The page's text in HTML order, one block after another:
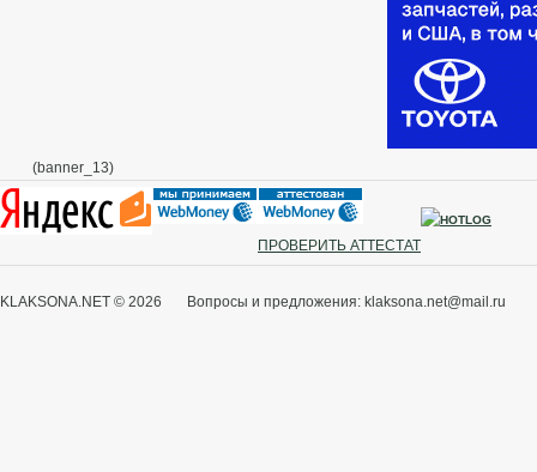
(banner_13)
ПРОВЕРИТЬ АТТЕСТАТ
KLAKSONA.NET © 2026 Вопросы и предложения: klaksona.net@mail.ru